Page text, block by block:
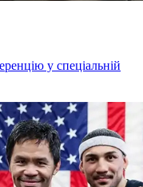
у спеціальній